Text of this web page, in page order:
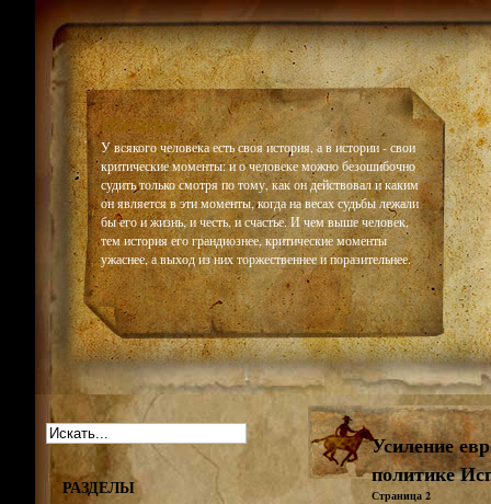
Historiar
У всякого человека есть своя история, а в истории - свои
критические моменты: и о человеке можно безошибочно
судить только смотря по тому, как он действовал и каким
он является в эти моменты, когда на весах судьбы лежали
бы его и жизнь, и честь, и счастье. И чем выше человек,
тем история его грандиознее, критические моменты
ужаснее, а выход из них торжественнее и поразительнее.
Усиление
политике
Страница 2
РАЗДЕЛЫ